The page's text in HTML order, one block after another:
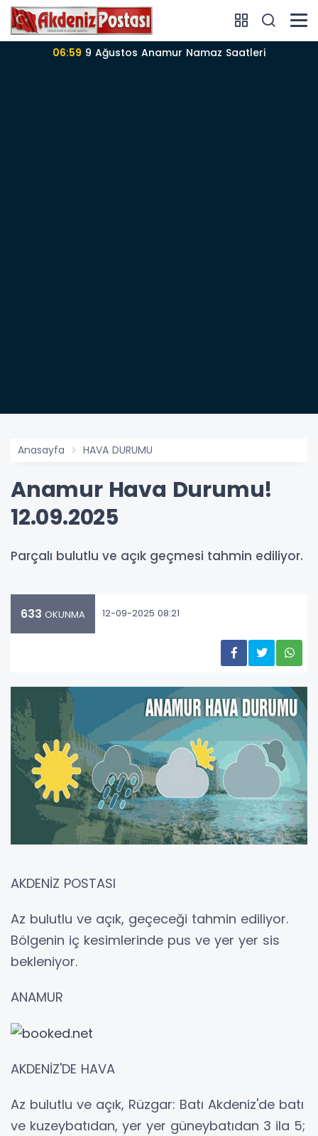
06:59 9 Ağustos Anamur Namaz Saatleri
Anasayfa HAVA DURUMU
Anamur Hava Durumu!
12.09.2025
Parçalı bulutlu ve açık geçmesi tahmin ediliyor.
633 OKUNMA 12-09-2025 08:21
AKDENİZ POSTASI
Az bulutlu ve açık, geçeceği tahmin ediliyor.
Bölgenin iç kesimlerinde pus ve yer yer sis
bekleniyor.
ANAMUR
AKDENİZ'DE HAVA
Az bulutlu ve açık, Rüzgar: Batı Akdeniz'de batı
ve kuzeybatıdan, yer yer güneybatıdan 3 ila 5;